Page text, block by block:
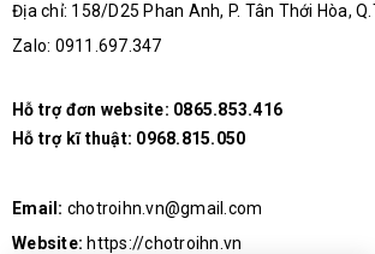
Địa chỉ: 158/D25 Phan Anh, P. Tân Thới Hòa,
Zalo: 0911.697.347
Hỗ trợ đơn website: 0865.853.416
Hỗ trợ kĩ thuật: 0968.815.050
Email: chotroihn.vn@gmail.com
Website: https://chotroihn.vn